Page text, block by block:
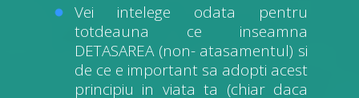
Vei intelege odata pentru
totdeauna ce inseamna
DETASAREA (non- atasamentul) si
de ce e important sa adopti acest
principiu in viata ta (chiar daca